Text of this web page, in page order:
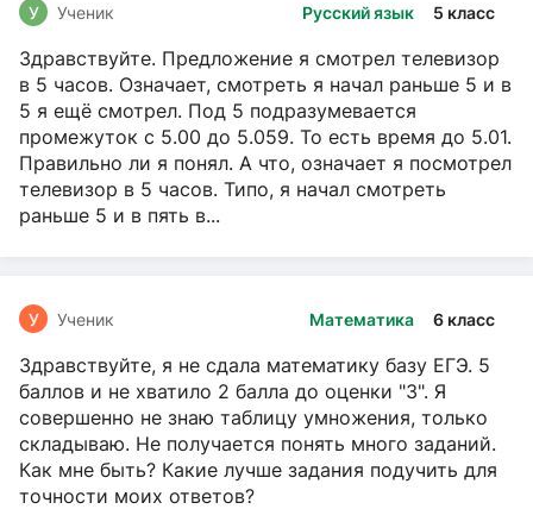
Русский язык 5 класс
У Ученик
Здравствуйте. Предложение я смотрел телевизор
в 5 часов. Означает, смотреть я начал раньше 5 и в
5 я ещё смотрел. Под 5 подразумевается
промежуток с 5.00 до 5.059. То есть время до 5.01.
Правильно ли я понял. А что, означает я посмотрел
телевизор в 5 часов. Типо, я начал смотреть
раньше 5 и в пять в...
Математика 6 класс
У Ученик
Здравствуйте, я не сдала математику базу ЕГЭ. 5
баллов и не хватило 2 балла до оценки "3". Я
совершенно не знаю таблицу умножения, только
складываю. Не получается понять много заданий.
Как мне быть? Какие лучше задания подучить для
точности моих ответов?